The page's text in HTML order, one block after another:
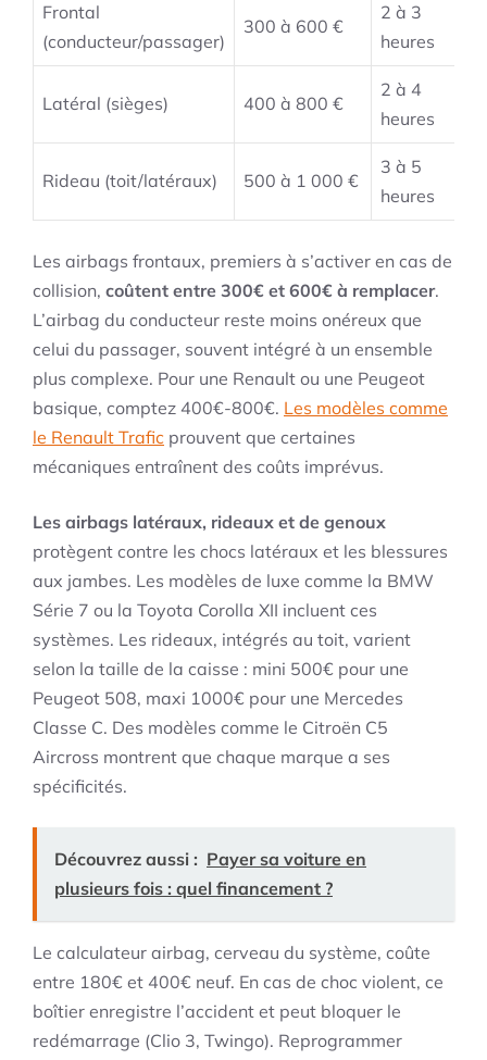
Frontal
(conducteur/passager)
300 à 600 €
2 à 3
heures
Latéral (sièges) 400 à 800 €
2 à 4
heures
Rideau (toit/latéraux) 500 à 1 000 €
3 à 5
heures
Les airbags frontaux, premiers à s’activer en cas de
collision, coûtent entre 300€ et 600€ à remplacer.
L’airbag du conducteur reste moins onéreux que
celui du passager, souvent intégré à un ensemble
plus complexe. Pour une Renault ou une Peugeot
basique, comptez 400€-800€. Les modèles comme
le Renault Trafic prouvent que certaines
mécaniques entraînent des coûts imprévus.
Les airbags latéraux, rideaux et de genoux
protègent contre les chocs latéraux et les blessures
aux jambes. Les modèles de luxe comme la BMW
Série 7 ou la Toyota Corolla XII incluent ces
systèmes. Les rideaux, intégrés au toit, varient
selon la taille de la caisse : mini 500€ pour une
Peugeot 508, maxi 1000€ pour une Mercedes
Classe C. Des modèles comme le Citroën C5
Aircross montrent que chaque marque a ses
spécificités.
Découvrez aussi : Payer sa voiture en
plusieurs fois : quel financement ?
Le calculateur airbag, cerveau du système, coûte
entre 180€ et 400€ neuf. En cas de choc violent, ce
boîtier enregistre l’accident et peut bloquer le
redémarrage (Clio 3, Twingo). Reprogrammer